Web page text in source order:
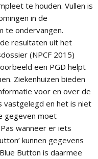
te houden. Vullen is
in de
te ondervangen.
resultaten uit het
(NPCF 2015)
een PGD helpt
Ziekenhuizen bieden
voor en over de
vastgelegd en het is niet
gegeven moet
wanneer er iets
kunnen gegevens
Button is daarmee